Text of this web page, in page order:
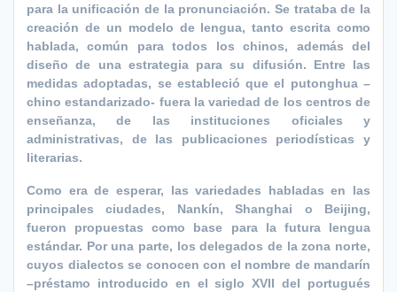
para la unificación de la pronunciación. Se trataba de la
creación de un modelo de lengua, tanto escrita como
hablada, común para todos los chinos, además del
diseño de una estrategia para su difusión. Entre las
medidas adoptadas, se estableció que el putonghua –
chino estandarizado- fuera la variedad de los centros de
enseñanza, de las instituciones oficiales y
administrativas, de las publicaciones periodísticas y
literarias.
Como era de esperar, las variedades habladas en las
principales ciudades, Nankín, Shanghai o Beijing,
fueron propuestas como base para la futura lengua
estándar. Por una parte, los delegados de la zona norte,
cuyos dialectos se conocen con el nombre de mandarín
–préstamo introducido en el siglo XVII del portugués